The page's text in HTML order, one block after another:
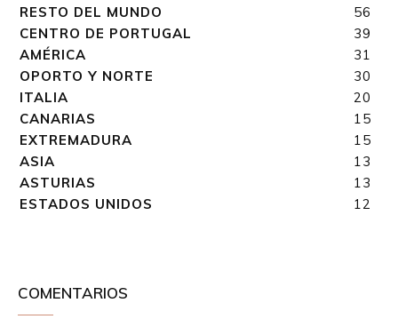
RESTO DEL MUNDO
56
CENTRO DE PORTUGAL
39
AMÉRICA
31
OPORTO Y NORTE
30
ITALIA
20
CANARIAS
15
EXTREMADURA
15
ASIA
13
ASTURIAS
13
ESTADOS UNIDOS
12
COMENTARIOS